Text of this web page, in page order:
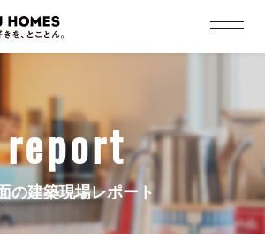
report
の建築現場レポート